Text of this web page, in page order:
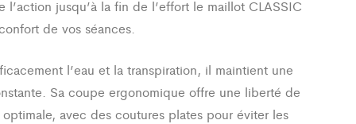
l’action jusqu’à la fin de l’effort le maillot CLASSIC
de vos séances.
l’eau et la transpiration, il maintient une
Sa coupe ergonomique offre une liberté de
avec des coutures plates pour éviter les